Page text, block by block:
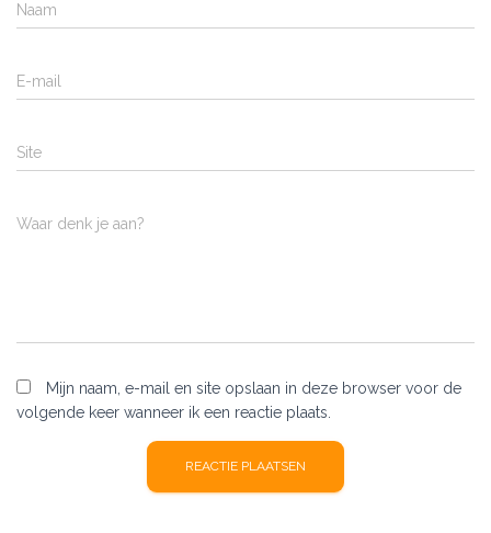
Naam
E-mail
Site
Waar denk je aan?
Mijn naam, e-mail en site opslaan in deze browser voor de
volgende keer wanneer ik een reactie plaats.